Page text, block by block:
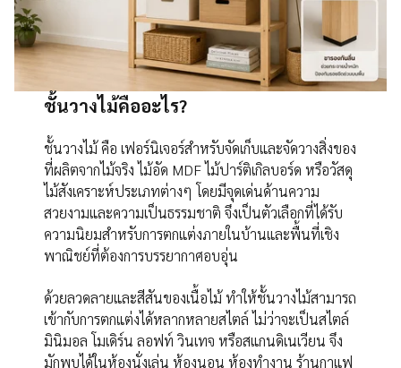
ชั้นวางไม้คืออะไร?
ชั้นวางไม้ คือ เฟอร์นิเจอร์สำหรับจัดเก็บและจัดวางสิ่งของ
ที่ผลิตจากไม้จริง ไม้อัด MDF ไม้ปาร์ติเกิลบอร์ด หรือวัสดุ
ไม้สังเคราะห์ประเภทต่างๆ โดยมีจุดเด่นด้านความ
สวยงามและความเป็นธรรมชาติ จึงเป็นตัวเลือกที่ได้รับ
ความนิยมสำหรับการตกแต่งภายในบ้านและพื้นที่เชิง
พาณิชย์ที่ต้องการบรรยากาศอบอุ่น
ด้วยลวดลายและสีสันของเนื้อไม้ ทำให้ชั้นวางไม้สามารถ
เข้ากับการตกแต่งได้หลากหลายสไตล์ ไม่ว่าจะเป็นสไตล์
มินิมอล โมเดิร์น ลอฟท์ วินเทจ หรือสแกนดิเนเวียน จึง
มักพบได้ในห้องนั่งเล่น ห้องนอน ห้องทำงาน ร้านกาแฟ